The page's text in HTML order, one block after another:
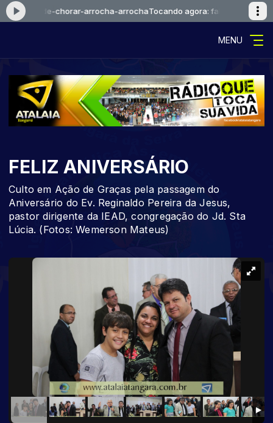
pare-de-chorar-arrocha-arrochaTocando agora: falcaoejosue-
MENU
FELIZ ANIVERSÁRIO
Culto em Ação de Graças pela passagem do
Aniversário do Ev. Reginaldo Pereira da Jesus,
pastor dirigente da IEAD, congregação do Jd. Sta
Lúcia. (Fotos: Wemerson Mateus)